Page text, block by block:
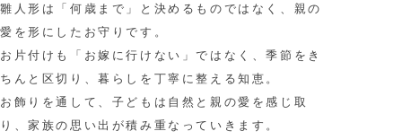
雛人形は「何歳まで」と決めるものではなく、親の
愛を形にしたお守りです。
お片付けも「お嫁に行けない」ではなく、季節をき
ちんと区切り、暮らしを丁寧に整える知恵。
お飾りを通して、子どもは自然と親の愛を感じ取
り、家族の思い出が積み重なっていきます。